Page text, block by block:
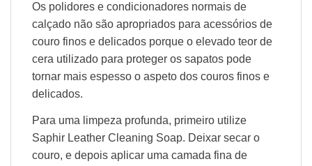
Os polidores e condicionadores normais de
calçado não são apropriados para acessórios de
couro finos e delicados porque o elevado teor de
cera utilizado para proteger os sapatos pode
tornar mais espesso o aspeto dos couros finos e
delicados.
Para uma limpeza profunda, primeiro utilize
Saphir Leather Cleaning Soap. Deixar secar o
couro, e depois aplicar uma camada fina de